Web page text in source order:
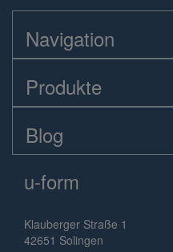
Navigation
Produkte
Blog
u-form
Klauberger Straße 1
42651 Solingen